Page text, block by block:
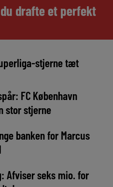
drafte et perfekt
stjerne tæt
FC København
stor stjerne
banken for Marcus
Afviser seks mio. for